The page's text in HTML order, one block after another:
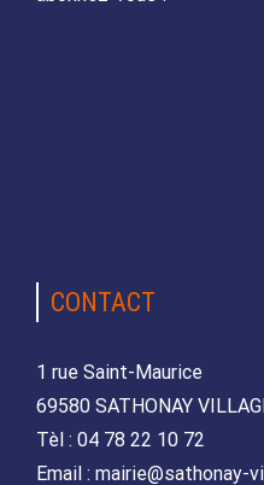
CONTACT
1 rue Saint-Maurice
69580 SATHONAY
Tèl : 04 78 22 10 72
Email : mairie@sathonay-